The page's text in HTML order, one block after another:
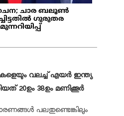
ചൈന; ചാര ബലൂൺ
ഗുരുതര
വലച്ച് എയർ ഇന്ത്യ
20ഉം 38ഉം മണിക്കൂർ
പലതുണ്ടെങ്കിലും